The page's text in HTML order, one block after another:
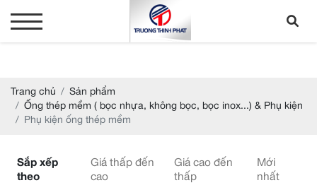
Trang chủ
Sản phẩm
Ống thép mềm ( bọc nhựa, không bọc, bọc inox...) & Phụ kiện
Phụ kiện ống thép mềm
Sắp xếp
theo
Giá thấp đến
cao
Giá cao đến
thấp
Mới
nhất